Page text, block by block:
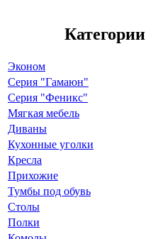
Категории
Эконом
Серия "Гамаюн"
Серия "Феникс"
Мягкая мебель
Диваны
Кухонные уголки
Кресла
Прихожие
Тумбы под обувь
Столы
Полки